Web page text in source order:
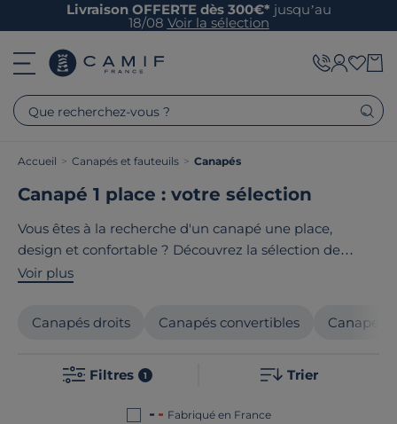
Livraison OFFERTE dès 300€* jusqu’au
18/08 Voir la sélection
Que recherchez-vous ?
Accueil > Canapés et fauteuils > Canapés
Canapé 1 place : votre sélection
Vous êtes à la recherche d'un canapé une place,
design et confortable ? Découvrez la sélection de
Camif, conjuguant
designs
pour s’intégrer à toutes les ambiances .
Choisissez le
qui correspond à votre
conçus. Le point commun de tous nosproduits
Voir plus
Canapés droits Canapés convertibles Canapés
Filtres 1 Trier
Fabriqué en France